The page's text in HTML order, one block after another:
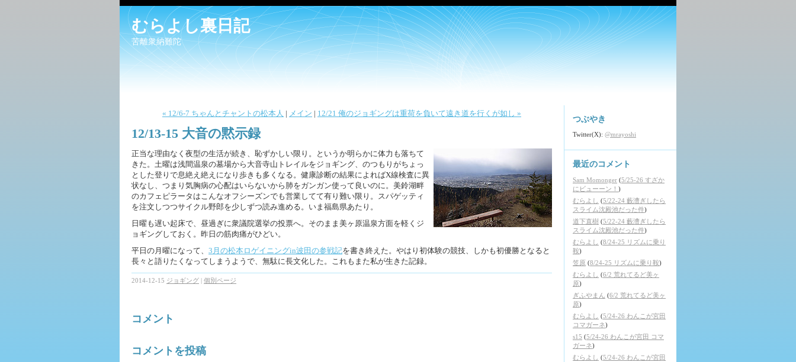
むらよし裏日記
苦離衆納難陀
« 12/6-7 ちゃんとチャントの松本人 | メイン | 12/21 俺のジョギングは重荷を負いて遠き道を行くが如し »
12/13-15 大音の黙示録
正当な理由なく夜型の生活が続き、恥ずかしい限り。というか明らかに体力も落ちて
きた。土曜は浅間温泉の墓場から大音寺山トレイルをジョギング、のつもりがちょっ
とした登りで息絶え絶えになり歩きも多くなる。健康診断の結果によればX線検査に異
状なし、つまり気胸病の心配はいらないから肺をガンガン使って良いのに。美鈴湖畔
のカフェピラータはこんなオフシーズンでも営業してて有り難い限り。スパゲッティ
を注文しつつサイクル野郎を少しずつ読み進める。いま福島県あたり。
日曜も遅い起床で、昼過ぎに衆議院選挙の投票へ。そのまま美ヶ原温泉方面を軽くジ
ョギングしておく。昨日の筋肉痛がひどい。
平日の月曜になって、 3月の松本ロゲイニングin波田の参戦記を書き終えた。やはり初体験の競技、しかも初優勝となると
長々と語りたくなってしまうようで、無駄に長文化した。これもまた私が生きた記録。
2014-12-15 ジョギング | 個別ページ
コメント
コメントを投稿
つぶやき
Twitter(X): @mrayoshi
最近のコメント
Sam Momonger (5/25-26 すざか
にビューーン！ )
むらよし (5/22-24 藪漕ぎしたら
スライム沈殿池だった件)
道下直樹 (5/22-24 藪漕ぎしたら
スライム沈殿池だった件)
むらよし (8/24-25 リズムに乗り
鞍)
笠原 (8/24-25 リズムに乗り鞍)
むらよし (6/2 荒れてるど美ヶ
原)
ぎふやまん (6/2 荒れてるど美ヶ
原)
むらよし (5/24-26 わんこが宮田
コマガーネ)
s15 (5/24-26 わんこが宮田 コマ
ガーネ)
むらよし (5/24-26 わんこが宮田